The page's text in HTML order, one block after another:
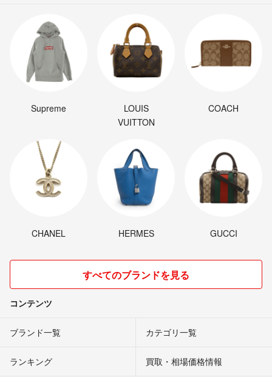
Supreme
LOUIS
VUITTON
COACH
CHANEL HERMES GUCCI
すべてのブランドを見る
コンテンツ
ブランド一覧 カテゴリ一覧
ランキング 買取・相場価格情報